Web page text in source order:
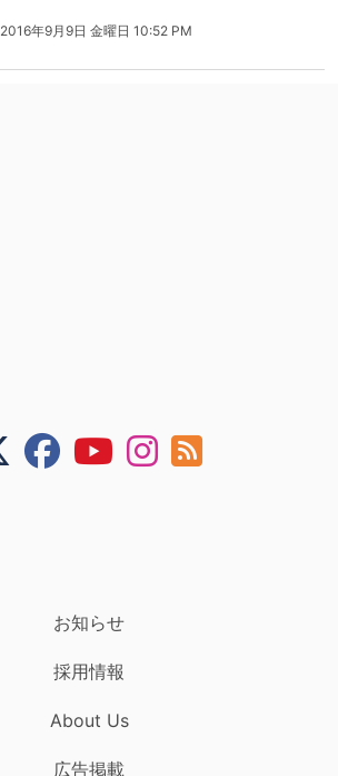
2016年9月9日 金曜日 10:52 PM
お知らせ
採用情報
About Us
広告掲載